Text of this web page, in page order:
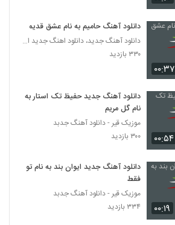
Atlantis)
۳۰۷ بازدید
دانلود آهنگ فرشته از علیرضا قضایی به همراه
متن ترانه
۲۹۵ بازدید
کمیکال بند آهنگ قفلی
دانلود آهنگ جدید و زیبای کاوه ایرانی با نام
لالایی
۳۱۰ بازدید
دانلود آهنگ رضا یزدانی ارث اجدادی (ورژن
جدید) (Reza Yazdani Erse Ajdadi)
۲۶۶ بازدید
۰۰:۳۷
دانلود آهنگ حامیم به نام عشق قدیمی
دانلود آهنگ جدید، دانلود اهنگ جدید ایرانی
۳۳۰ بازدید
۰۰:۵۴
دانلود آهنگ جدید حفیظ تک استار به
نام گل مریم
موزیک قیر - دانلود آهنگ جدبد
۳۰۰ بازدید
۰۰:۱۹
دانلود آهنگ جدید ایوان بند به نام تو
فقط
موزیک قیر - دانلود آهنگ جدبد
۳۳۴ بازدید